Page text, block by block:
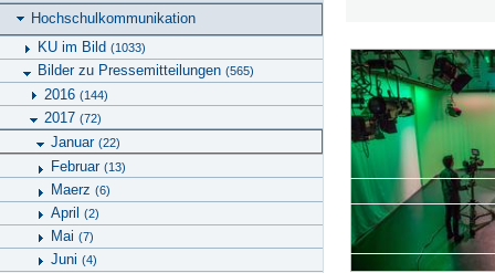
Hochschulkommunikation
KU im Bild (1033)
Bilder zu Pressemitteilungen (565)
2016 (144)
2017 (72)
Januar (22)
Februar (13)
Maerz (6)
April (2)
Mai (7)
Juni (4)